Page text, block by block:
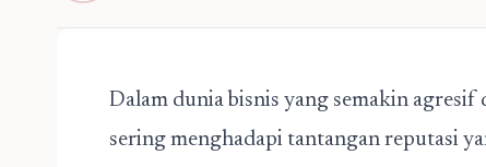
Dalam dunia bisnis yang semakin
sering menghadapi tantangan reputasi